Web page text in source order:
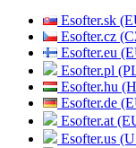
Esofter.sk
Esofter.cz
Esofter.eu
Esofter.pl
Esofter.hu
Esofter.de
Esofter.at
Esofter.us